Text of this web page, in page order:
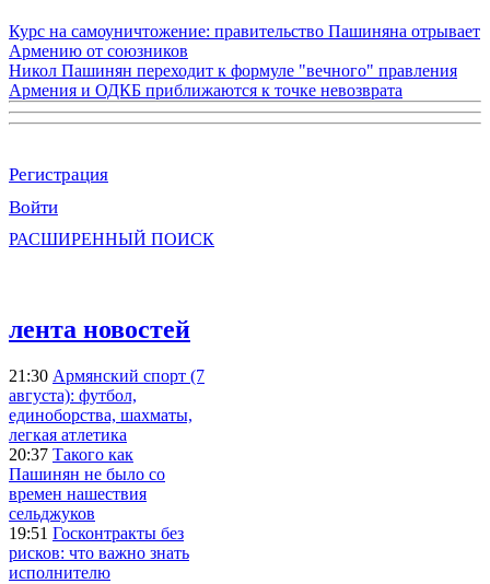
Курс на самоуничтожение: правительство Пашиняна отрывает
Армению от союзников
Никол Пашинян переходит к формуле "вечного" правления
Армения и ОДКБ приближаются к точке невозврата
Регистрация
Войти
РАСШИРЕННЫЙ ПОИСК
лента новостей
21:30 Армянский спорт (7
августа): футбол,
единоборства, шахматы,
легкая атлетика
20:37 Такого как
Пашинян не было со
времен нашествия
сельджуков
19:51 Госконтракты без
рисков: что важно знать
исполнителю